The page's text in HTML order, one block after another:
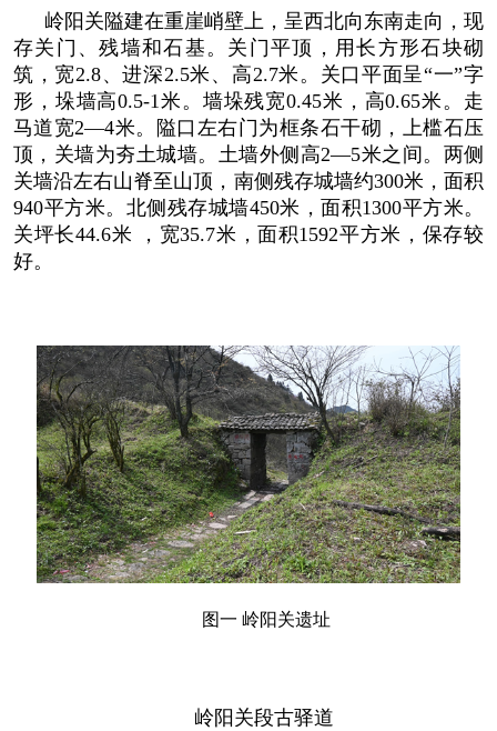
岭阳关隘建在重崖峭壁上，呈西北向东南走向，现
存关门、残墙和石基。关门平顶，用长方形石块砌
筑，宽2.8、进深2.5米、高2.7米。关口平面呈“一”字
形，垛墙高0.5-1米。墙垛残宽0.45米，高0.65米。走
马道宽2—4米。隘口左右门为框条石干砌，上槛石压
顶，关墙为夯土城墙。土墙外侧高2—5米之间。两侧
关墙沿左右山脊至山顶，南侧残存城墙约300米，面积
940平方米。北侧残存城墙450米，面积1300平方米。
关坪长44.6米 ，宽35.7米，面积1592平方米，保存较
好。
图一 岭阳关遗址
岭阳关段古驿道